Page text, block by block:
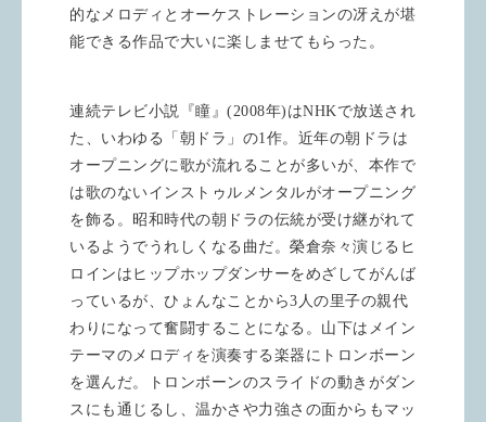
的なメロディとオーケストレーションの冴えが堪
能できる作品で大いに楽しませてもらった。
連続テレビ小説『瞳』 (2008年) はNHKで放送され
た、いわゆる「朝ドラ」の1作。近年の朝ドラは
オープニングに歌が流れることが多いが、本作で
は歌のないインストゥルメンタルがオープニング
を飾る。昭和時代の朝ドラの伝統が受け継がれて
いるようでうれしくなる曲だ。榮倉奈々演じるヒ
ロインはヒップホップダンサーをめざしてがんば
っているが、ひょんなことから3 人の里子の親代
わりになって奮闘することになる。山下はメイン
テーマのメロディを演奏する楽器にトロンボーン
を選んだ。トロンボーンのスライドの動きがダン
スにも通じるし、温かさや力強さの面からもマッ